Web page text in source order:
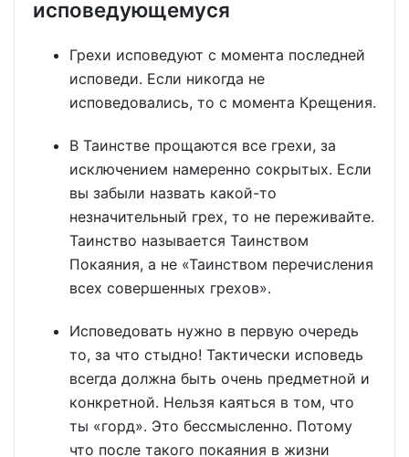
исповедующемуся
Грехи исповедуют с момента последней
исповеди. Если никогда не
исповедовались, то с момента Крещения.
В Таинстве прощаются все грехи, за
исключением намеренно сокрытых. Если
вы забыли назвать какой-то
незначительный грех, то не переживайте.
Таинство называется Таинством
Покаяния, а не «Таинством перечисления
всех совершенных грехов».
Исповедовать нужно в первую очередь
то, за что стыдно! Тактически исповедь
всегда должна быть очень предметной и
конкретной. Нельзя каяться в том, что
ты «горд». Это бессмысленно. Потому
что после такого покаяния в жизни